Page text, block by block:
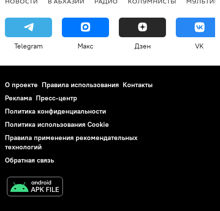
Telegram Макс Дзен VK
О проекте Правила использования Контакты
Реклама Пресс-центр
Политика конфиденциальности
Политика использования Cookie
Правила применения рекомендательных
технологий
Обратная связь